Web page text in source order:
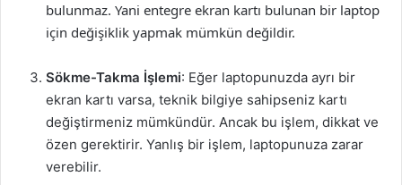
bulunmaz. Yani entegre ekran kartı bulunan bir laptop
için değişiklik yapmak mümkün değildir.
Sökme-Takma İşlemi: Eğer laptopunuzda ayrı bir
ekran kartı varsa, teknik bilgiye sahipseniz kartı
değiştirmeniz mümkündür. Ancak bu işlem, dikkat ve
özen gerektirir. Yanlış bir işlem, laptopunuza zarar
verebilir.